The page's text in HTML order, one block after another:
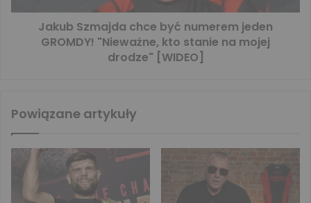
Jakub Szmajda chce być numerem jeden
GROMDY! "Nieważne, kto stanie na mojej
drodze" [WIDEO]
Powiązane artykuły